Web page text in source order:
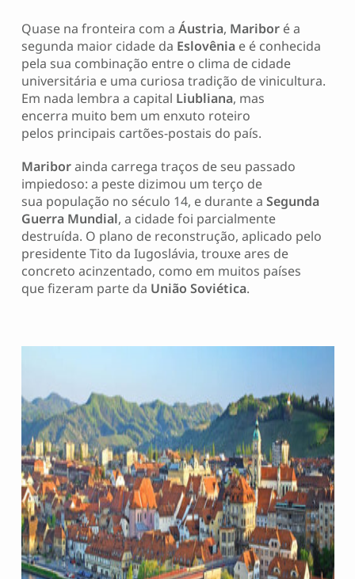
Quase na fronteira com a Áustria, Maribor é a
segunda maior cidade da Eslovênia e é conhecida
pela sua combinação entre o clima de cidade
universitária e uma curiosa tradição de vinicultura.
Em nada lembra a capital Liubliana, mas
encerra muito bem um enxuto roteiro
pelos principais cartões-postais do país.
Mariborainda carrega traços de seu passado
impiedoso: a peste dizimou um terço de
sua população no século 14, e durante a Segunda
Guerra Mundial, a cidade foi parcialmente
destruída. O plano de reconstrução, aplicado pelo
presidente Tito da Iugoslávia, trouxe ares de
concreto acinzentado, como em muitos países
que fizeram parte da União Soviética.